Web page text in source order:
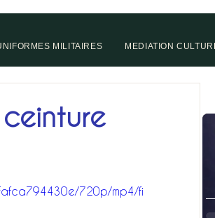
MILITAIRES MEDIATION
720p/mp4/fi